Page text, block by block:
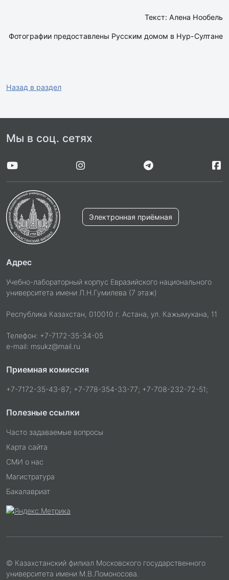
Текст: Алена Нообель
Фотографии предоставлены Русским домом в Нур-Султане
Назад в раздел
Мы в соц. сетях
Электронная приёмная
Адрес
Учебно-лабораторный корпус Евразийского национального
университета имени Л.Н.Гумилева (7 этаж)
Республика Казахстан, 010010 г. Астана, ул. Кажымукана, 11
Телефон: +7-7172-35-34-05
e-mail: msukz@mail.ru
Приемная комиссия
+7-7172-35-43-87; +7-778-354-33-77; +7-708-232-72-51;
Полезные ссылки
Часто задаваемые вопросы
Карта сайта
СМИ о нас
Магистратура
Бакалавриат
© Казахстанский филиал Московского государственного
университета имени М.В.Ломоносова.